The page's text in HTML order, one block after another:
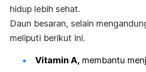
hidup lebih sehat.
Daun besaran, selain
meliputi berikut ini.
Vitamin A, membantu